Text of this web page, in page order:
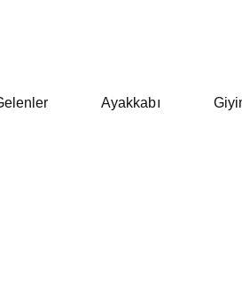
Ayakkabı